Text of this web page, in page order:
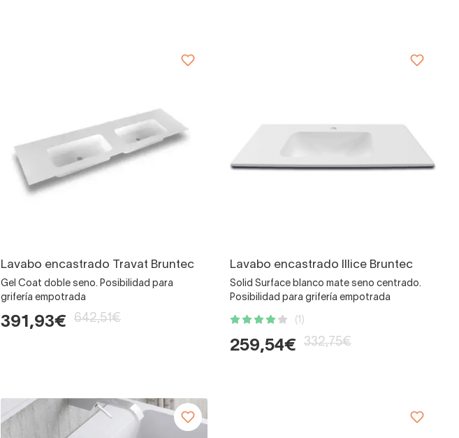
Lavabo encastrado Travat Bruntec
Gel Coat doble seno. Posibilidad para
grifería empotrada
391,93€ 642,51€
Lavabo encastrado Illice Bruntec
Solid Surface blanco mate seno centrado.
Posibilidad para grifería empotrada
(1)
259,54€ 332,75€